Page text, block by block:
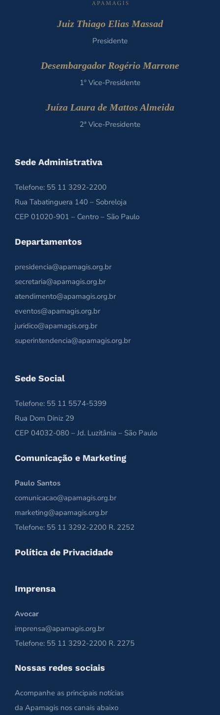
Juiz Thiago Elias Massad
Presidente
Desembargador Rogério Marrone
1º Vice-Presidente
Juíza Laura de Mattos Almeida
2ª Vice-Presidente
Sede Administrativa
Telefone: 55 11 3292-2200
Rua Tabatinguera 140 – Sobreloja
CEP 01020-901 – Centro – São Paulo
Departamentos
presidencia@apamagis.org.br
secretaria@apamagis.org.br
atendimento@apamagis.org.br
eventos@apamagis.org.br
juridico@apamagis.org.br
superintendencia@apamagis.org.br
Sede Social
Telefone: 55 11 5574-5399
Rua Dom Diniz 29
CEP 04032-080 – Jd. Luzitânia – São Paulo
Comunicação e Marketing
Paulo Santos
comunicacao@apamagis.org.br
marketing@apamagis.org.br
Telefone: 55 11 3292-2200 R. 2252
Política de Privacidade
Imprensa
Avocar
imprensa@apamagis.org.br
Telefone: 55 11 3292-2200 R. 2275
Nossas redes sociais
Acompanhe as principais notícias
da Apamagis nos canais abaixo